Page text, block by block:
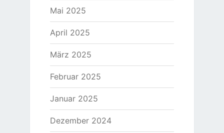
Mai 2025
April 2025
März 2025
Februar 2025
Januar 2025
Dezember 2024